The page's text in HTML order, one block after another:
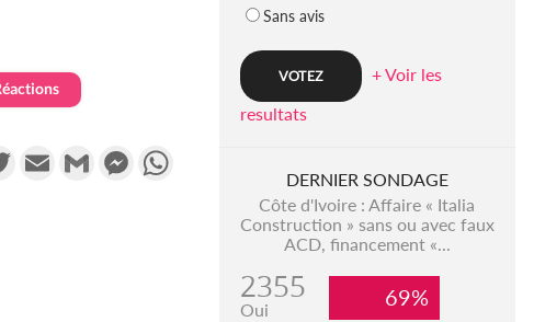
TwitterEmail Gmail Messenger
Sans avis
+ Voir les
resultats
DERNIER SONDAGE
Côte d'Ivoire : Affaire « Italia
Construction » sans ou avec faux
ACD, financement «...
2355
Oui 69%